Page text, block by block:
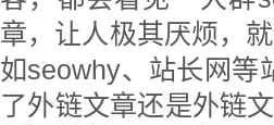
章，让人极其厌烦，
如seowhy、站长网等
了外链文章还是外链